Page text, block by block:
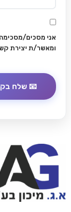
אני מסכים/
ומאשר/ת יצירת